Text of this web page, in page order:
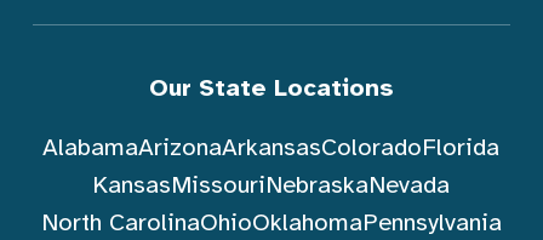
Our State Locations
AlabamaArizonaArkansasColoradoFlorida
KansasMissouriNebraskaNevada
North CarolinaOhioOklahomaPennsylvania